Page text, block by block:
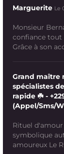
Marguerite Le
Monsieur
confiance tout
Grâce à son
Grand maître
spécialistes
rapide ☘️ -
(Appel/Sms/
Rituel
symbolique
amoureux Le